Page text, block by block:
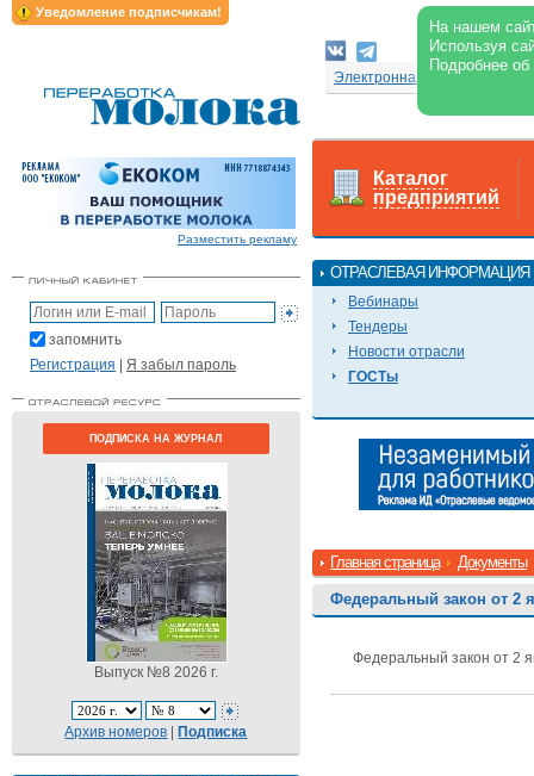
Уведомление подписчикам!
На нашем
Используя
Подробнее
Электронная версия
Разместить рекламу
запомнить
Регистрация | Я забыл пароль
ПОДПИСКА НА ЖУРНАЛ
Выпуск №8 2026 г.
Архив номеров |Подписка
Каталог
предприятий
ОТРАСЛЕВАЯ ИНФОРМАЦИЯ
Вебинары
Тендеры
Новости отрасли
ГОСТы
Главная страница Документы
Федеральный закон от 2
Федеральный закон от 2